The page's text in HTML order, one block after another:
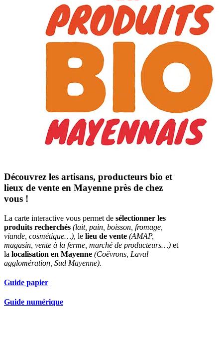
Découvrez les artisans, producteurs bio et
lieux de vente en Mayenne près de chez
vous !
La carte interactive vous permet de sélectionner les
produits recherchés (lait, pain, boisson, fromage,
viande, cosmétique…), le lieu de vente (AMAP,
magasin, vente à la ferme, marché de producteurs…) et
la localisation en Mayenne (Coëvrons, Laval
agglomération, Sud Mayenne).
Guide papier
Guide numérique